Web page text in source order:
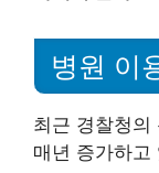
병원 이
최근 경찰청의
매년 증가하고